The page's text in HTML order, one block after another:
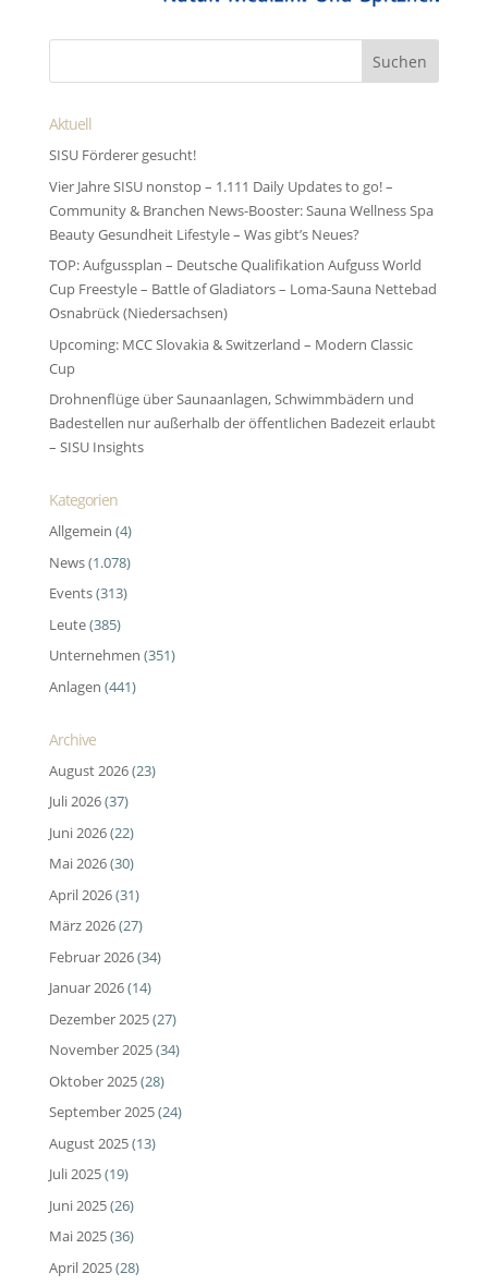
Aktuell
SISU Förderer gesucht!
Vier Jahre SISU nonstop – 1.111 Daily Updates to go! –
Community & Branchen News-Booster: Sauna Wellness Spa
Beauty Gesundheit Lifestyle – Was gibt’s Neues?
TOP: Aufgussplan – Deutsche Qualifikation Aufguss World
Cup Freestyle – Battle of Gladiators – Loma-Sauna Nettebad
Osnabrück (Niedersachsen)
Upcoming: MCC Slovakia & Switzerland – Modern Classic
Cup
Drohnenflüge über Saunaanlagen, Schwimmbädern und
Badestellen nur außerhalb der öffentlichen Badezeit erlaubt
– SISU Insights
Kategorien
Allgemein (4)
News(1.078)
Events(313)
Leute(385)
Unternehmen (351)
Anlagen (441)
Archive
August 2026(23)
Juli 2026(37)
Juni 2026(22)
Mai 2026(30)
April 2026(31)
März 2026(27)
Februar 2026(34)
Januar 2026(14)
Dezember 2025(27)
November 2025(34)
Oktober 2025(28)
September 2025(24)
August 2025(13)
Juli 2025(19)
Juni 2025(26)
Mai 2025(36)
April 2025(28)